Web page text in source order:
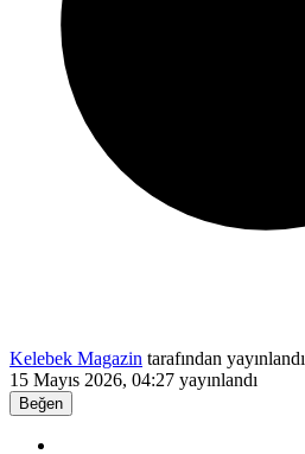
Kelebek Magazin tarafından yayınlandı
15 Mayıs 2026, 04:27 yayınlandı
Beğen